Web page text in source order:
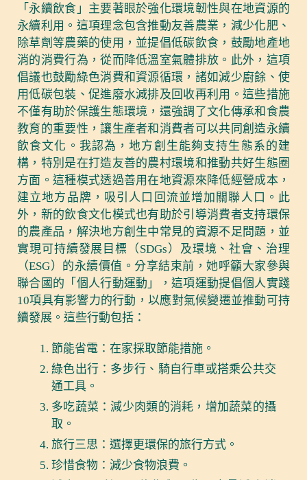
「永續飲食」主要著眼於強化環境韌性與在地資源的
永續利用。這項理念包含推動友善農業，減少化肥、
除草劑等農藥的使用，並提倡低碳飲食，鼓勵地產地
消的消費行為，從而降低溫室氣體排放。此外，這項
倡議也鼓勵綠色消費和資源循環，諸如減少廚餘、使
用低碳包裝、促進廢水減排及回收再利用。這些措施
不僅有助於保護生態環境，還強調了文化傳承和食農
教育的重要性，讓生產者和消費者可以共同創造永續
飲食文化。我認為，地方創生能夠支持生態系的建
構，特別是在打造友善的農村環境和推動共好生態圈
方面。這種模式透過善用在地資源來降低經營成本，
建立地方品牌，吸引人口回流並增加關聯人口。此
外，新的飲食文化模式也有助於引導消費者支持環保
的農產品，解決地方創生中常見的資源不足問題，並
實現可持續發展目標（SDGs）及環境、社會、治理
（ESG）的永續價值。分享結束前，她呼籲大家參與
聯合國的「個人行動運動」，這項運動提倡個人實踐
10項具有影響力的行動，以應對氣候變遷並推動可持
續發展。這些行動包括：
節能省電：在家採取節能措施。
綠色出行：多步行、騎自行車或搭乘公共交
通工具。
多吃蔬菜：減少肉類的消耗，增加蔬菜的攝
取。
旅行三思：選擇更環保的旅行方式。
珍惜食物：減少食物浪費。